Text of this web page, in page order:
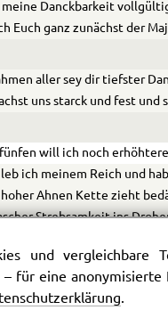
meine Danckbarkeit
Euch ganz zunächst der
aller sey dir tiefster
uns starck und fest und
fünfen will ich noch
leb ich meinem Reich und
hoher Ahnen Kette zieht
Strebsamkeit ins
sey es Eure Pflicht den
erhebt ihn hoch auf
ende das was jetzt so
und vergleichbare
für eine
.